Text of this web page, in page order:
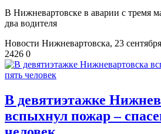
В Нижневартовске в аварии с тремя
два водителя
Новости Нижневартовска, 23
2426 0
​В девятиэтажке
вспыхнул пожар –